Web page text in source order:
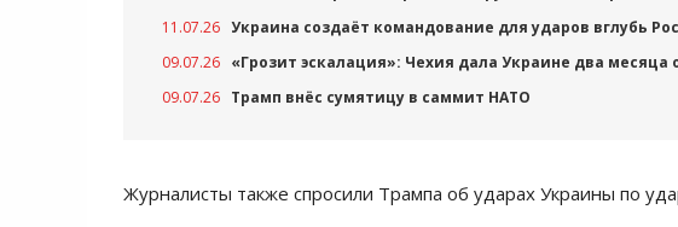
11.07.26 Украина создаёт командование для ударов вглубь
09.07.26 «Грозит эскалация»: Чехия дала Украине два месяца
09.07.26 Трамп внёс сумятицу в саммит НАТО
Журналисты также спросили Трампа об ударах Украины по